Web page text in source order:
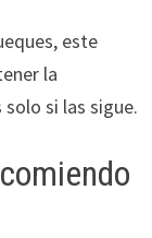
este
la
si las sigue.